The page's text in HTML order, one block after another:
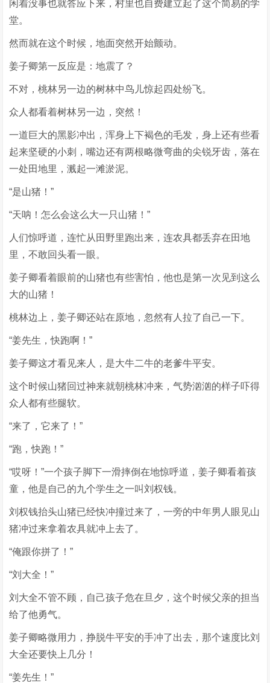
闲着没事也就答应下来，村里也自费建立起了这个简易的学
堂。
然而就在这个时候，地面突然开始颤动。
姜子卿第一反应是：地震了？
不对，桃林另一边的树林中鸟儿惊起四处纷飞。
众人都看着树林另一边，突然！
一道巨大的黑影冲出，浑身上下褐色的毛发，身上还有些看
起来坚硬的小刺，嘴边还有两根略微弯曲的尖锐牙齿，落在
一处田地里，溅起一滩淤泥。
“是山猪！”
“天呐！怎么会这么大一只山猪！”
人们惊呼道，连忙从田野里跑出来，连农具都丢弃在田地
里，不敢回头看一眼。
姜子卿看着眼前的山猪也有些害怕，他也是第一次见到这么
大的山猪！
桃林边上，姜子卿还站在原地，忽然有人拉了自己一下。
“姜先生，快跑啊！”
姜子卿这才看见来人，是大牛二牛的老爹牛平安。
这个时候山猪回过神来就朝桃林冲来，气势汹汹的样子吓得
众人都有些腿软。
“来了，它来了！”
“跑，快跑！”
“哎呀！”一个孩子脚下一滑摔倒在地惊呼道，姜子卿看着孩
童，他是自己的九个学生之一叫刘权钱。
刘权钱抬头山猪已经快冲撞过来了，一旁的中年男人眼见山
猪冲过来拿着农具就冲上去了。
“俺跟你拼了！”
“刘大全！”
刘大全不管不顾，自己孩子危在旦夕，这个时候父亲的担当
给了他勇气。
姜子卿略微用力，挣脱牛平安的手冲了出去，那个速度比刘
大全还要快上几分！
“姜先生！”